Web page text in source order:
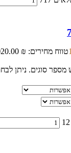
טווח מחירים: ⁦1,020.00 ₪⁩ עד ⁦1,560.00 ₪⁩
מספר סוגים. ניתן